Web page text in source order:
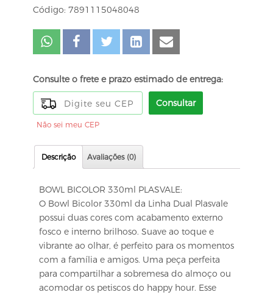
Código: 7891115048048
Consulte o frete e prazo estimado de entrega:
Consultar
Não sei meu CEP
Descrição Avaliações (0)
BOWL BICOLOR 330ml PLASVALE:
O Bowl Bicolor 330ml da Linha Dual Plasvale
possui duas cores com acabamento externo
fosco e interno brilhoso. Suave ao toque e
vibrante ao olhar, é perfeito para os momentos
com a família e amigos. Uma peça perfeita
para compartilhar a sobremesa do almoço ou
acomodar os petiscos do happy hour. Esse